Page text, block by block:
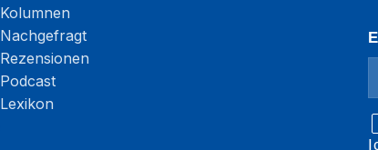
Kolumnen
Nachgefragt
Rezensionen
Podcast
Lexikon